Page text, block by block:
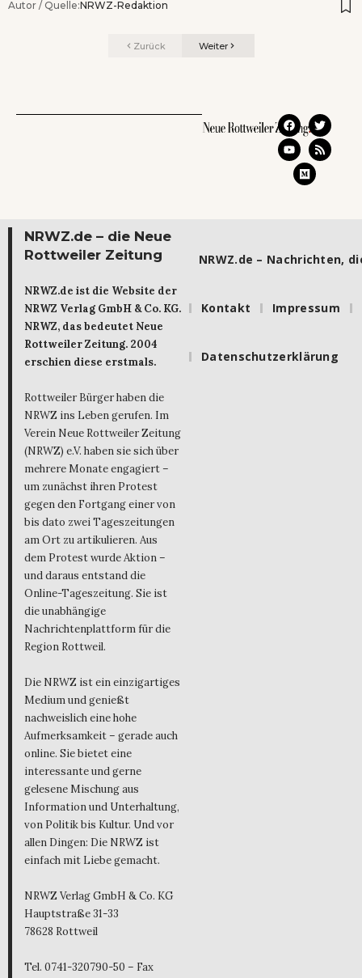
Autor / Quelle:NRWZ-Redaktion
Zurück Weiter
NRWZ.de – die Neue
Rottweiler Zeitung
NRWZ.de ist die Website der
NRWZ Verlag GmbH & Co. KG.
NRWZ, das bedeutet Neue
Rottweiler Zeitung. 2004
erschien diese erstmals.
Rottweiler Bürger haben die
NRWZ ins Leben gerufen. Im
Verein Neue Rottweiler Zeitung
(NRWZ) e.V. haben sie sich über
mehrere Monate engagiert –
um zunächst ihren Protest
gegen den Fortgang einer von
bis dato zwei Tageszeitungen
am Ort zu artikulieren. Aus
dem Protest wurde Aktion –
und daraus entstand die
Online-Tageszeitung. Sie ist
die unabhängige
Nachrichtenplattform für die
Region Rottweil.
Die NRWZ ist ein einzigartiges
Medium und genießt
nachweislich eine hohe
Aufmerksamkeit – gerade auch
online. Sie bietet eine
interessante und gerne
gelesene Mischung aus
Information und Unterhaltung,
von Politik bis Kultur. Und vor
allen Dingen: Die NRWZ ist
einfach mit Liebe gemacht.
NRWZ Verlag GmbH & Co. KG
Hauptstraße 31-33
78628 Rottweil
Tel. 0741-320790-50 – Fax
NRWZ.de – Nachrichten,
Kontakt Impressum
Datenschutzerklärung